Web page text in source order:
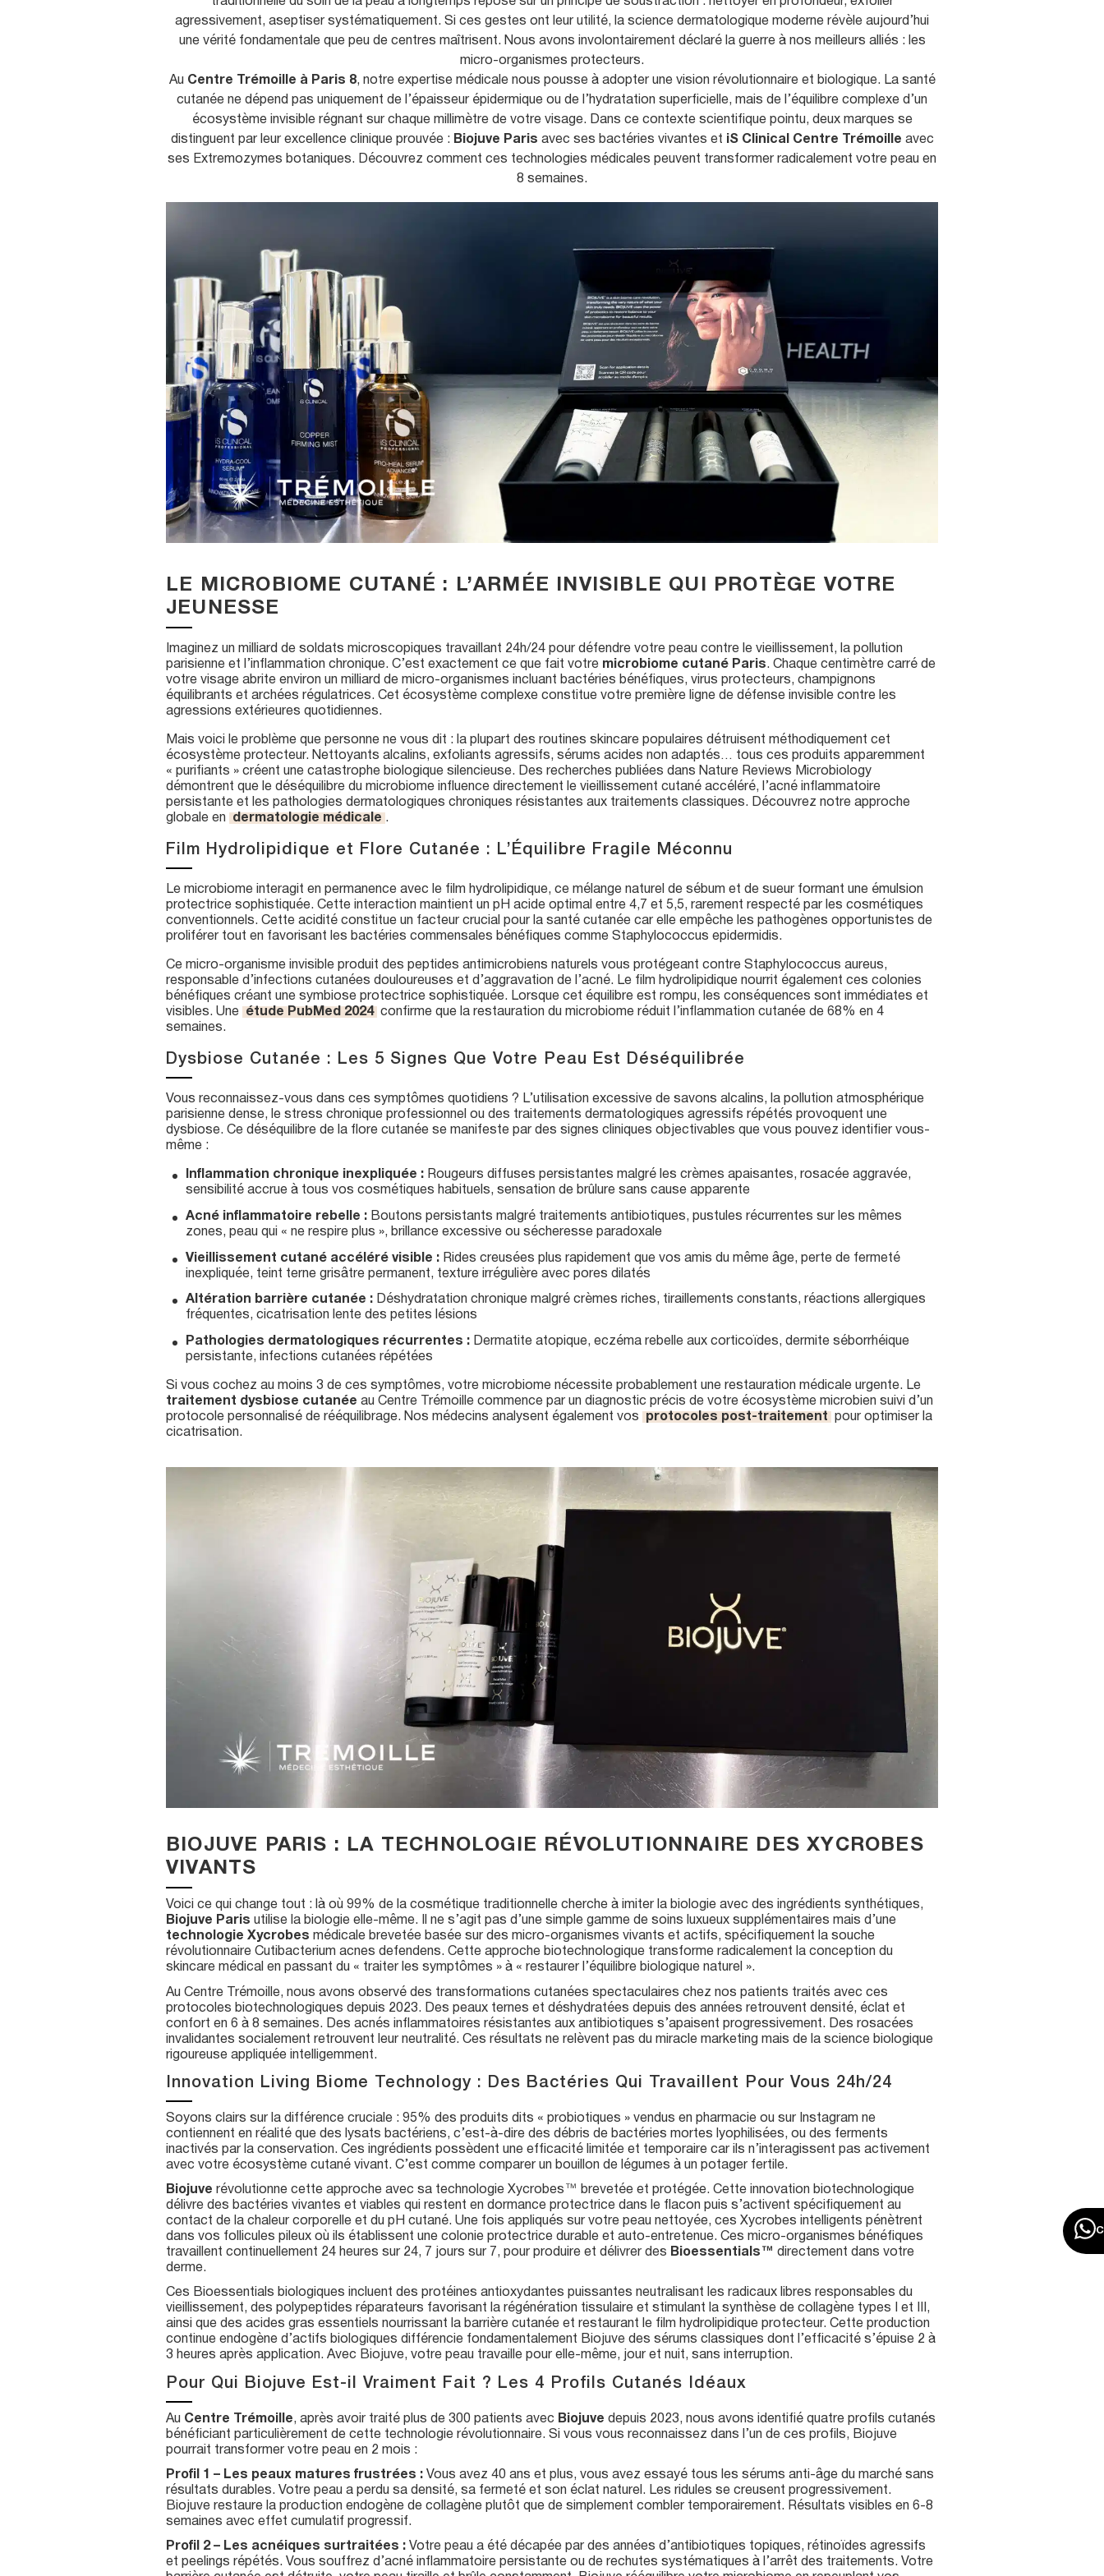
J’ai de la cellulite
J'ai un microkyste
Je veux mincir
Je perds mes cheveux
Simulation 3D Crisalix
Bras
Haute définition – Renuvion
Inférieure
Addition
Pinch Blépharoplastie
Cernes et poches
Earfold
Rhinoplastie
Prothèses de fesses
Intime
Nymphoplastie
Hyménoplastie
Laser Urgotouch® -
Ovale du visage
Décolleté
Point G
Fesses
Microneedling Vitaminothérapie
Laser CO2 fractionné
agressivement, aseptiser systématiquement. Si ces gestes ont leur utilité, la science dermatologique moderne révèle aujourd’hui
une vérité fondamentale que peu de centres maîtrisent. Nous avons involontairement déclaré la guerre à nos meilleurs alliés : les
micro-organismes protecteurs.
Au Centre Trémoille à Paris 8, notre expertise médicale nous pousse à adopter une vision révolutionnaire et biologique. La santé
cutanée ne dépend pas uniquement de l’épaisseur épidermique ou de l’hydratation superficielle, mais de l’équilibre complexe d’un
écosystème invisible régnant sur chaque millimètre de votre visage. Dans ce contexte scientifique pointu, deux marques se
distinguent par leur excellence clinique prouvée : Biojuve Paris avec ses bactéries vivantes et iS Clinical Centre Trémoille avec
ses Extremozymes botaniques. Découvrez comment ces technologies médicales peuvent transformer radicalement votre peau en
8 semaines.
LE MICROBIOME CUTANÉ : L’ARMÉE INVISIBLE QUI PROTÈGE VOTRE
JEUNESSE
Imaginez un milliard de soldats microscopiques travaillant 24h/24 pour défendre votre peau contre le vieillissement, la pollution
parisienne et l’inflammation chronique. C’est exactement ce que fait votre microbiome cutané Paris. Chaque centimètre carré de
votre visage abrite environ un milliard de micro-organismes incluant bactéries bénéfiques, virus protecteurs, champignons
équilibrants et archées régulatrices. Cet écosystème complexe constitue votre première ligne de défense invisible contre les
agressions extérieures quotidiennes.
Mais voici le problème que personne ne vous dit : la plupart des routines skincare populaires détruisent méthodiquement cet
écosystème protecteur. Nettoyants alcalins, exfoliants agressifs, sérums acides non adaptés… tous ces produits apparemment
« purifiants » créent une catastrophe biologique silencieuse. Des recherches publiées dans Nature Reviews Microbiology
démontrent que le déséquilibre du microbiome influence directement le vieillissement cutané accéléré, l’acné inflammatoire
persistante et les pathologies dermatologiques chroniques résistantes aux traitements classiques. Découvrez notre approche
globale en
dermatologie médicale .
Film Hydrolipidique et Flore Cutanée : L’Équilibre Fragile Méconnu
Le microbiome interagit en permanence avec le film hydrolipidique, ce mélange naturel de sébum et de sueur formant une émulsion
protectrice sophistiquée. Cette interaction maintient un pH acide optimal entre 4,7 et 5,5, rarement respecté par les cosmétiques
conventionnels. Cette acidité constitue un facteur crucial pour la santé cutanée car elle empêche les pathogènes opportunistes de
proliférer tout en favorisant les bactéries commensales bénéfiques comme Staphylococcus epidermidis.
Ce micro-organisme invisible produit des peptides antimicrobiens naturels vous protégeant contre Staphylococcus aureus,
responsable d’infections cutanées douloureuses et d’aggravation de l’acné. Le film hydrolipidique nourrit également ces colonies
bénéfiques créant une symbiose protectrice sophistiquée. Lorsque cet équilibre est rompu, les conséquences sont immédiates et
visibles. Une
étude PubMed 2024 confirme que la restauration du microbiome réduit l’inflammation cutanée de 68% en 4
semaines.
Dysbiose Cutanée : Les 5 Signes Que Votre Peau Est Déséquilibrée
Vous reconnaissez-vous dans ces symptômes quotidiens ? L’utilisation excessive de savons alcalins, la pollution atmosphérique
parisienne dense, le stress chronique professionnel ou des traitements dermatologiques agressifs répétés provoquent une
dysbiose. Ce déséquilibre de la flore cutanée se manifeste par des signes cliniques objectivables que vous pouvez identifier vous-
même :
Inflammation chronique inexpliquée : Rougeurs diffuses persistantes malgré les crèmes apaisantes, rosacée aggravée,
sensibilité accrue à tous vos cosmétiques habituels, sensation de brûlure sans cause apparente
Acné inflammatoire rebelle : Boutons persistants malgré traitements antibiotiques, pustules récurrentes sur les mêmes
zones, peau qui « ne respire plus », brillance excessive ou sécheresse paradoxale
Vieillissement cutané accéléré visible : Rides creusées plus rapidement que vos amis du même âge, perte de fermeté
inexpliquée, teint terne grisâtre permanent, texture irrégulière avec pores dilatés
Altération barrière cutanée : Déshydratation chronique malgré crèmes riches, tiraillements constants, réactions allergiques
fréquentes, cicatrisation lente des petites lésions
Pathologies dermatologiques récurrentes : Dermatite atopique, eczéma rebelle aux corticoïdes, dermite séborrhéique
persistante, infections cutanées répétées
Si vous cochez au moins 3 de ces symptômes, votre microbiome nécessite probablement une restauration médicale urgente. Le
traitement dysbiose cutanée au Centre Trémoille commence par un diagnostic précis de votre écosystème microbien suivi d’un
protocole personnalisé de rééquilibrage. Nos médecins analysent également vos
protocoles post-traitement
pour optimiser la
cicatrisation.
BIOJUVE PARIS : LA TECHNOLOGIE RÉVOLUTIONNAIRE DES XYCROBES
VIVANTS
Voici ce qui change tout : là où 99% de la cosmétique traditionnelle cherche à imiter la biologie avec des ingrédients synthétiques,
Biojuve Paris utilise la biologie elle-même. Il ne s’agit pas d’une simple gamme de soins luxueux supplémentaires mais d’une
technologie Xycrobes médicale brevetée basée sur des micro-organismes vivants et actifs, spécifiquement la souche
révolutionnaire Cutibacterium acnes defendens. Cette approche biotechnologique transforme radicalement la conception du
skincare médical en passant du « traiter les symptômes » à « restaurer l’équilibre biologique naturel ».
Au Centre Trémoille, nous avons observé des transformations cutanées spectaculaires chez nos patients traités avec ces
protocoles biotechnologiques depuis 2023. Des peaux ternes et déshydratées depuis des années retrouvent densité, éclat et
confort en 6 à 8 semaines. Des acnés inflammatoires résistantes aux antibiotiques s’apaisent progressivement. Des rosacées
invalidantes socialement retrouvent leur neutralité. Ces résultats ne relèvent pas du miracle marketing mais de la science biologique
rigoureuse appliquée intelligemment.
Innovation Living Biome Technology : Des Bactéries Qui Travaillent Pour Vous 24h/24
Soyons clairs sur la différence cruciale : 95% des produits dits « probiotiques » vendus en pharmacie ou sur Instagram ne
contiennent en réalité que des lysats bactériens, c’est-à-dire des débris de bactéries mortes lyophilisées, ou des ferments
inactivés par la conservation. Ces ingrédients possèdent une efficacité limitée et temporaire car ils n’interagissent pas activement
avec votre écosystème cutané vivant. C’est comme comparer un bouillon de légumes à un potager fertile.
Biojuve révolutionne cette approche avec sa technologie Xycrobes™ brevetée et protégée. Cette innovation biotechnologique
délivre des bactéries vivantes et viables qui restent en dormance protectrice dans le flacon puis s’activent spécifiquement au
contact de la chaleur corporelle et du pH cutané. Une fois appliqués sur votre peau nettoyée, ces Xycrobes intelligents pénètrent
dans vos follicules pileux où ils établissent une colonie protectrice durable et auto-entretenue. Ces micro-organismes bénéfiques
travaillent continuellement 24 heures sur 24, 7 jours sur 7, pour produire et délivrer des Bioessentials™ directement dans votre
derme.
Ces Bioessentials biologiques incluent des protéines antioxydantes puissantes neutralisant les radicaux libres responsables du
vieillissement, des polypeptides réparateurs favorisant la régénération tissulaire et stimulant la synthèse de collagène types I et III,
ainsi que des acides gras essentiels nourrissant la barrière cutanée et restaurant le film hydrolipidique protecteur. Cette production
continue endogène d’actifs biologiques différencie fondamentalement Biojuve des sérums classiques dont l’efficacité s’épuise 2 à
3 heures après application. Avec Biojuve, votre peau travaille pour elle-même, jour et nuit, sans interruption.
Pour Qui Biojuve Est-il Vraiment Fait ? Les 4 Profils Cutanés Idéaux
Au Centre Trémoille, après avoir traité plus de 300 patients avec Biojuve depuis 2023, nous avons identifié quatre profils cutanés
bénéficiant particulièrement de cette technologie révolutionnaire. Si vous vous reconnaissez dans l’un de ces profils, Biojuve
pourrait transformer votre peau en 2 mois :
Profil 1 – Les peaux matures frustrées : Vous avez 40 ans et plus, vous avez essayé tous les sérums anti-âge du marché sans
résultats durables. Votre peau a perdu sa densité, sa fermeté et son éclat naturel. Les ridules se creusent progressivement.
Biojuve restaure la production endogène de collagène plutôt que de simplement combler temporairement. Résultats visibles en 6-8
semaines avec effet cumulatif progressif.
Profil 2 – Les acnéiques surtraitées : Votre peau a été décapée par des années d’antibiotiques topiques, rétinoïdes agressifs
et peelings répétés. Vous souffrez d’acné inflammatoire persistante ou de rechutes systématiques à l’arrêt des traitements. Votre